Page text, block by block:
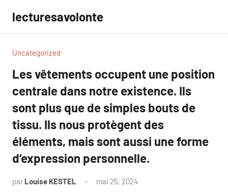
contenu
lecturesavolonte
Uncategorized
Les vêtements occupent une position
centrale dans notre existence. Ils
sont plus que de simples bouts de
tissu. Ils nous protègent des
éléments, mais sont aussi une forme
d’expression personnelle.
par Louise KESTEL mai 25, 2024